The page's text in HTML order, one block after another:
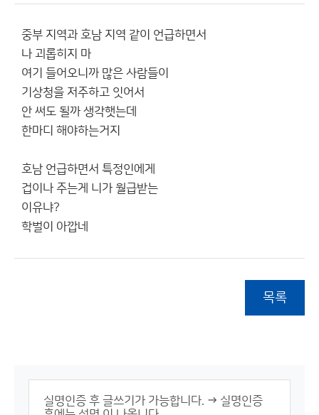
중부 지역과 호남 지역 같이 언급하면서
나 괴롭히지 마
여기 들어오니까 많은 사람들이
기상청을 저주하고 잇어서
안 써도 될까 생각햇는데
한마디 해야하는거지
호남 언급하면서 특정인에게
겁이나 주는게 니가 월급받는
이유냐?
학벌이 아깝네
목록